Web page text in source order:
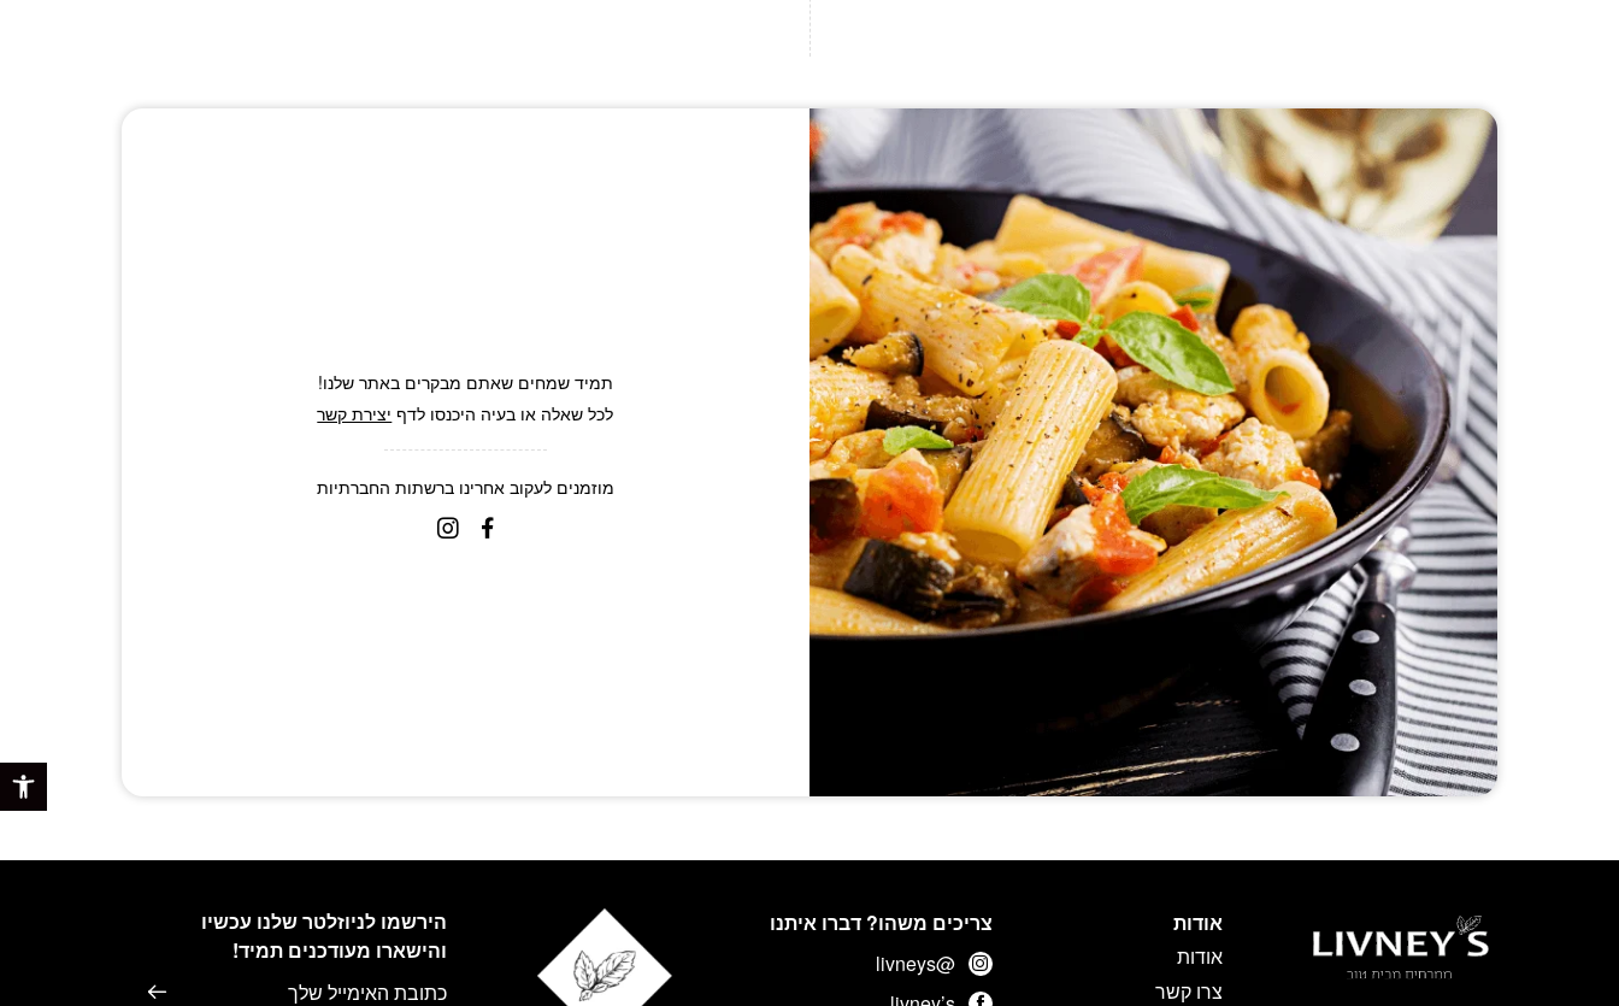
תמיד שמחים שאתם מבקרים באתר שלנו!
לכל שאלה או בעיה היכנסו לדף יצירת קשר
מוזמנים לעקוב אחרינו ברשתות החברתיות
הירשמו לניוזלטר שלנו עכשיו
והישארו מעודכנים תמיד!
דוא׳׳ל
אודות
אודות
צרו קשר
צריכים משהו? דברו איתנו
@livneys